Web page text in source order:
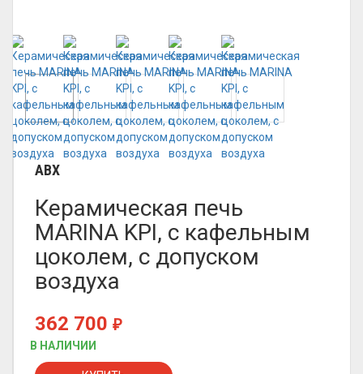
ABX
Керамическая печь
MARINA KPI, с кафельным
цоколем, с допуском
воздуха
362 700 ₽
В НАЛИЧИИ